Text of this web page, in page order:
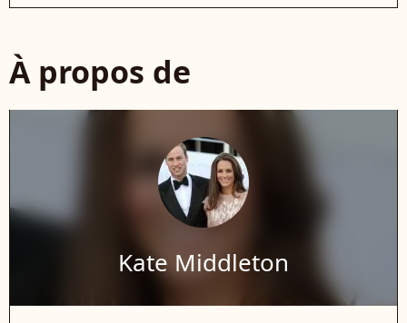
À propos de
Kate Middleton